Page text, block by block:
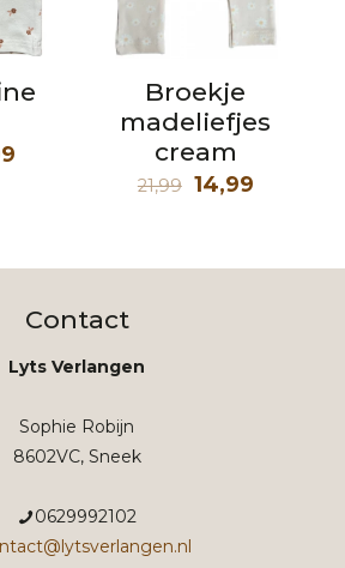
Broekje
madeliefjes
cream
21,99
21,99.
14,99Huidige
14,99.
Contact
Lyts Verlangen
Sophie Robijn
8602VC, Sneek
0629992102